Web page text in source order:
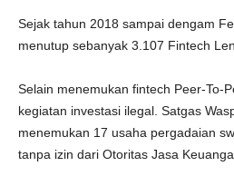
Sejak tahun 2018 sampai dengam
menutup sebanyak 3.107 Fintech
Selain menemukan fintech Peer-To-
kegiatan investasi ilegal. Satgas
menemukan 17 usaha pergadaian
tanpa izin dari Otoritas Jasa